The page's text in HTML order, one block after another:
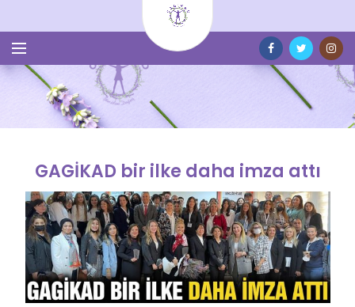
GAGİKAD bir ilke daha imza attı